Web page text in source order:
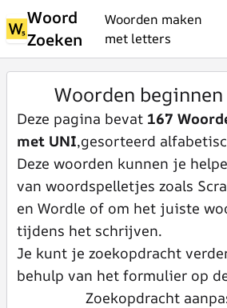
Woord
Zoeken
Woorden maken
met letters
Woorden
Deze pagina bevat 167
met UNI,gesorteerd
Deze woorden kunnen je
van woordspelletjes zoals
en Wordle of om het juiste
tijdens het schrijven.
Je kunt je zoekopdracht
behulp van het formulier op
Zoekopdracht